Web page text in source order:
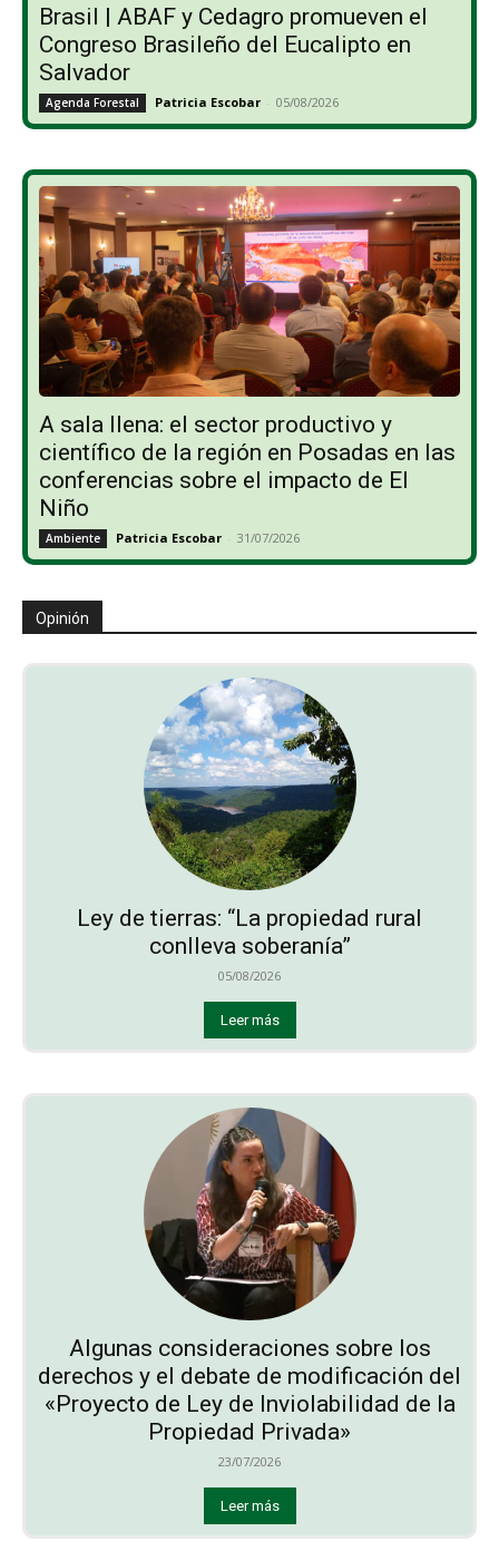
Brasil | ABAF y Cedagro promueven el
Congreso Brasileño del Eucalipto en
Salvador
Agenda Forestal Patricia Escobar - 05/08/2026
A sala llena: el sector productivo y
científico de la región en Posadas en las
conferencias sobre el impacto de El
Niño
Ambiente Patricia Escobar - 31/07/2026
Opinión
Ley de tierras: “La propiedad rural
conlleva soberanía”
05/08/2026
Leer más
Algunas consideraciones sobre los
derechos y el debate de modificación del
«Proyecto de Ley de Inviolabilidad de la
Propiedad Privada»
23/07/2026
Leer más